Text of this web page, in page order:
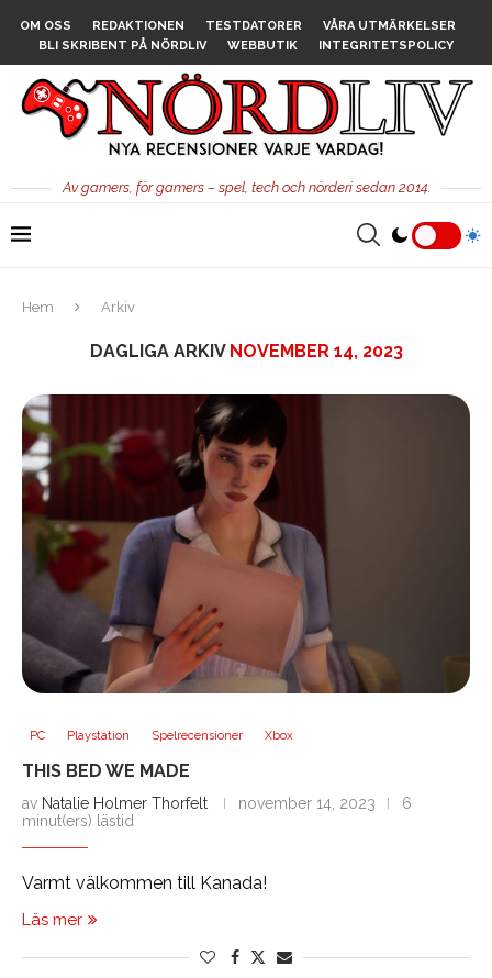
OM OSS REDAKTIONEN TESTDATORER
VÅRA UTMÄRKELSER
BLI SKRIBENT PÅ NÖRDLIV
WEBBUTIK INTEGRITETSPOLICY
Av gamers, för gamers – spel, tech och nörderi sedan 2014.
Hem Arkiv
DAGLIGA ARKIV NOVEMBER 14, 2023
PC Playstation Spelrecensioner Xbox
THIS BED WE MADE
av Natalie Holmer Thorfelt november 14, 2023
6
minut(ers) lästid
Varmt välkommen till Kanada!
Läs mer